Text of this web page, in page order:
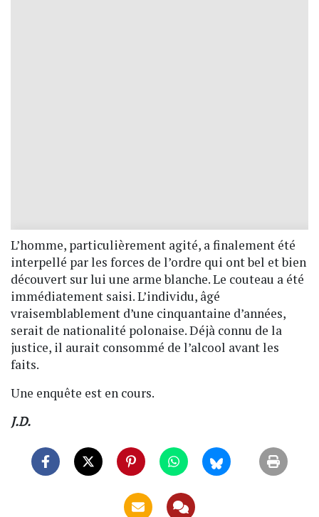
L’homme, particulièrement agité, a finalement été
interpellé par les forces de l’ordre qui ont bel et bien
découvert sur lui une arme blanche. Le couteau a été
immédiatement saisi. L’individu, âgé
vraisemblablement d’une cinquantaine d’années,
serait de nationalité polonaise. Déjà connu de la
justice, il aurait consommé de l’alcool avant les
faits.
Une enquête est en cours.
J.D.